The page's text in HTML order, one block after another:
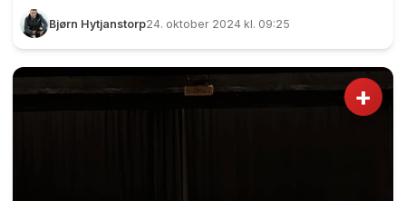
kirke? Alle som hadde tatt turen Langset kirke
denne mandagskvelden fikk samme tilbud av
menighetsrådet sto nemlig i døra og ønsket
velkommen til musikalsk høstkveld, og det var
Bjørn Hytjanstorp24. oktober 2024 kl. 09:25
+